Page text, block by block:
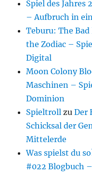
Spiel des
– Aufbruch in
Teburu: The
the Zodiac –
Digital
Moon Colony
Maschinen –
Dominion
Spieltroll zuDer
Schicksal der
Mittelerde
Was spielst du
#022 Blogbuch